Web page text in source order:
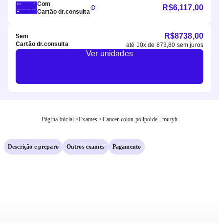
Com
Cartão dr.consulta
R$6,117,00
Sem
Cartão dr.consulta
R$8738,00
até 10x de 873,80 sem juros
Ver unidades
Página Inicial >Exames >Cancer colon polipoide - mutyh
Descrição e preparo Outros exames Pagamento